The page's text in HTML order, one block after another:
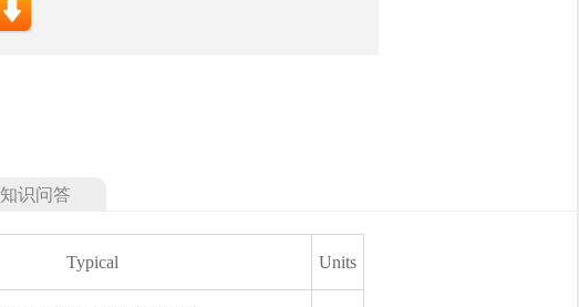
知识问答
Typical Units